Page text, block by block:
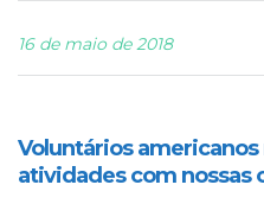
16 de maio de 2018
Voluntários
atividades com nossas